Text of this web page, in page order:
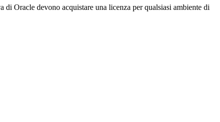
Oracle devono acquistare una licenza per qualsiasi ambiente di